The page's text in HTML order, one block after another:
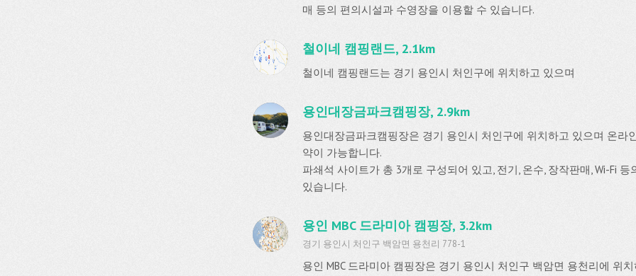
매 등의 편의시설과 수영장을 이용할 수 있습니다.
철이네 캠핑랜드, 2.1km
철이네 캠핑랜드는 경기 용인시 처인구에 위치하고 있으며
용인대장금파크캠핑장, 2.9km
용인대장금파크캠핑장은 경기 용인시 처인구에 위치하고 있으며 온라
약이 가능합니다.
파쇄석 사이트가 총 3개로 구성되어 있고, 전기, 온수, 장작판매, Wi-Fi
있습니다.
용인 MBC 드라미아 캠핑장, 3.2km
경기 용인시 처인구 백암면 용천리 778-1
용인 MBC 드라미아 캠핑장은 경기 용인시 처인구 백암면 용천리에 위